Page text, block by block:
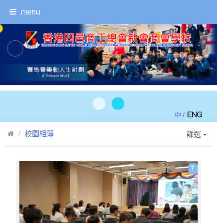
menu
/
校園相簿 篩選
7